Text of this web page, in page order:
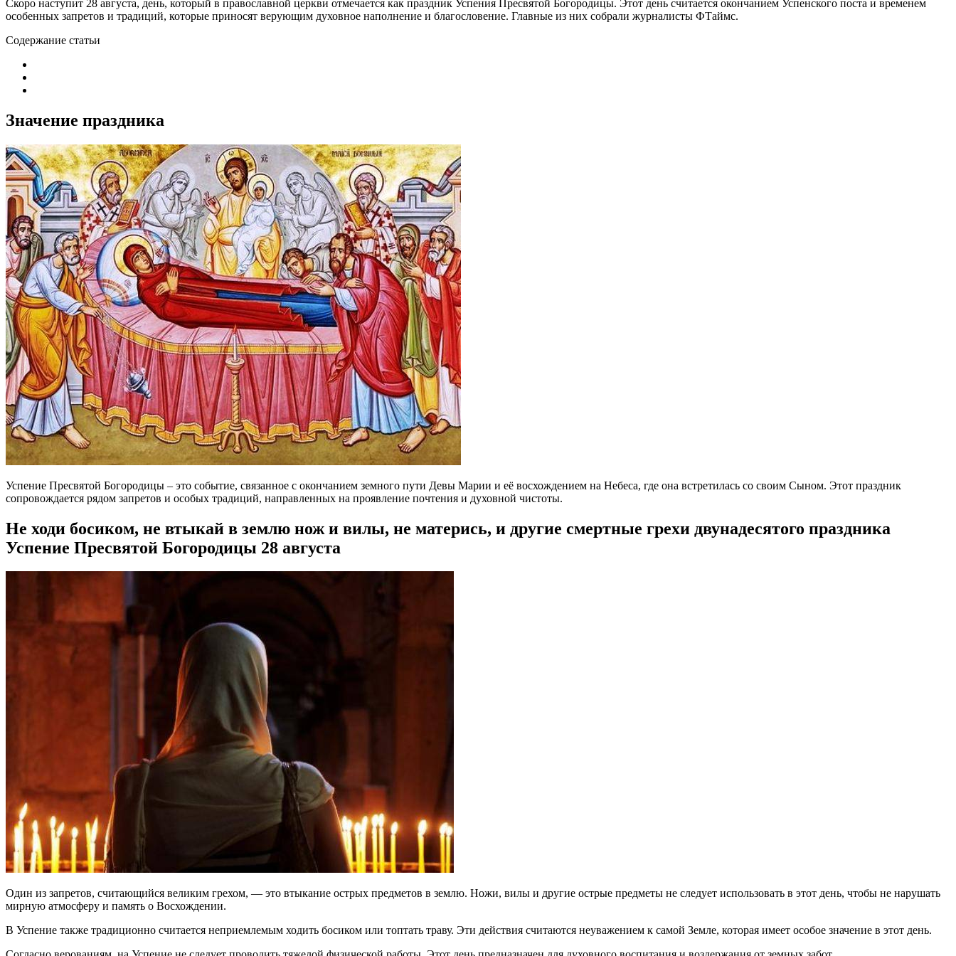
Скоро наступит 28 августа, день, который в православной церкви отмечается как праздник Успения Пресвятой Богородицы. Этот день считается окончанием Успенского поста и временем
особенных запретов и традиций, которые приносят верующим духовное наполнение и благословение. Главные из них собрали журналисты ФТаймс.
Содержание статьи
Значение праздника
Успение Пресвятой Богородицы – это событие, связанное с окончанием земного пути Девы Марии и её восхождением на Небеса, где она встретилась со своим Сыном. Этот праздник
сопровождается рядом запретов и особых традиций, направленных на проявление почтения и духовной чистоты.
Не ходи босиком, не втыкай в землю нож и вилы, не матерись, и другие смертные грехи двунадесятого праздника
Успение Пресвятой Богородицы 28 августа
Один из запретов, считающийся великим грехом, — это втыкание острых предметов в землю. Ножи, вилы и другие острые предметы не следует использовать в этот день, чтобы не нарушать
мирную атмосферу и память о Восхождении.
В Успение также традиционно считается неприемлемым ходить босиком или топтать траву. Эти действия считаются неуважением к самой Земле, которая имеет особое значение в этот день.